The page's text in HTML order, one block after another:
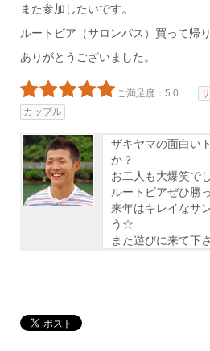
また参加したいです。
ルートビア（サロンパス）買って帰り
ありがとうございました。
ご満足度：5.0
カップル
ザキヤマの面白い
か？
お二人も大爆笑で
ルートビアぜひ勝
来年はキレイなサ
う☆
また遊びに来て下